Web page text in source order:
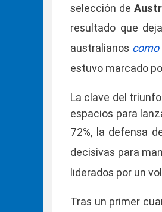
selección de
resultado que
australianos
estuvo marcado
La clave del
espacios para
72%, la defensa
decisivas para
liderados por un
Tras un primer